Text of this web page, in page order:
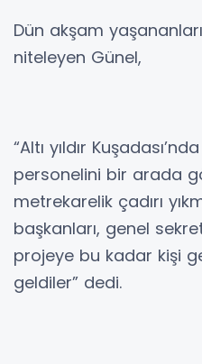
Dün akşam
niteleyen Günel,
“Altı yıldır
personelini bir arada
metrekarelik çadırı
başkanları, genel
projeye bu kadar kişi
geldiler” dedi.